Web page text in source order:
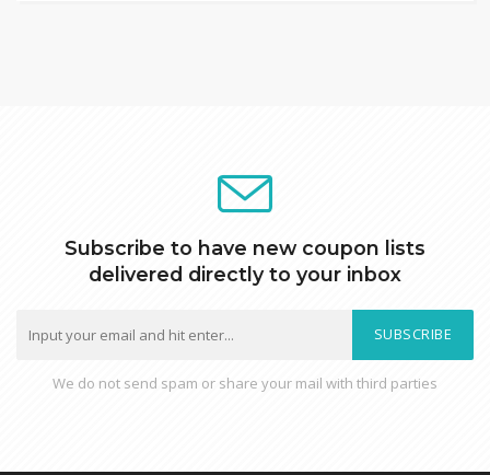
Subscribe to have new coupon lists
delivered directly to your inbox
SUBSCRIBE
We do not send spam or share your mail with third parties